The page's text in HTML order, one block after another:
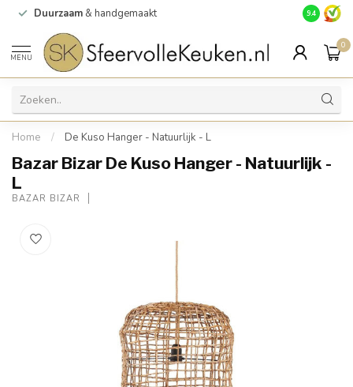
Duurzaam & handgemaakt Gratis
9.4
MENU
0
Home / De Kuso Hanger - Natuurlijk - L
Bazar Bizar De Kuso Hanger - Natuurlijk -
L
BAZAR BIZAR